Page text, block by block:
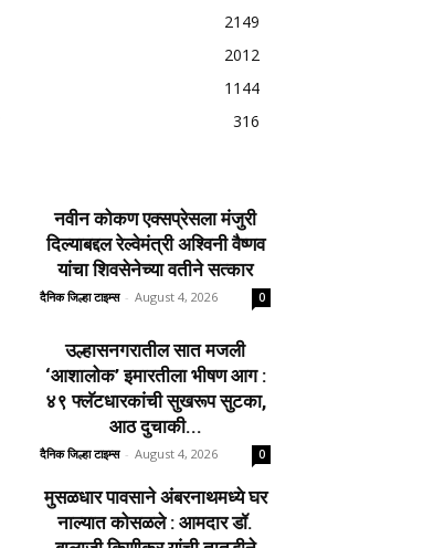
2149
2012
1144
316
नवीन कोकण एक्सप्रेसला मंजुरी
दिल्याबद्दल रेल्वेमंत्री अश्विनी वैष्णव
यांचा शिवसेनेच्या वतीने सत्कार
दैनिक जिल्हा टाइम्स - August 4, 2026 0
उल्हासनगरातील सात मजली
‘आशालोक’ इमारतीला भीषण आग :
४९ फ्लॅटधारकांची सुखरूप सुटका,
आठ दुचाकी...
दैनिक जिल्हा टाइम्स - August 4, 2026 0
मुसळधार पावसाने अंबरनाथमध्ये घर
नाल्यात कोसळले : आमदार डॉ.